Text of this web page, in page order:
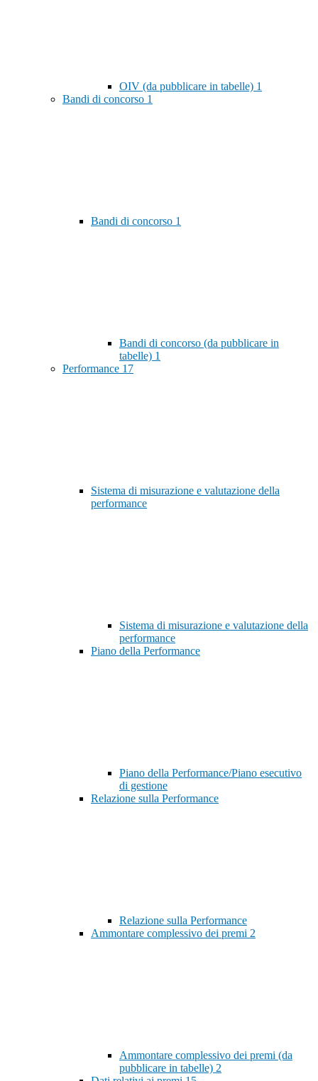
OIV (da pubblicare in tabelle) 1
Bandi di concorso 1
Bandi di concorso 1
Bandi di concorso (da pubblicare in
tabelle) 1
Performance 17
Sistema di misurazione e valutazione della
performance
Sistema di misurazione e valutazione della
performance
Piano della Performance
Piano della Performance/Piano esecutivo
di gestione
Relazione sulla Performance
Relazione sulla Performance
Ammontare complessivo dei premi 2
Ammontare complessivo dei premi (da
pubblicare in tabelle) 2